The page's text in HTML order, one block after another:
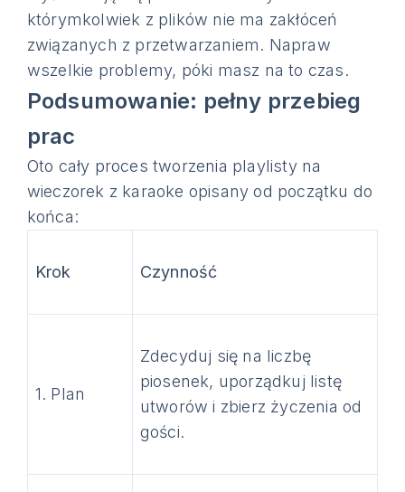
którymkolwiek z plików nie ma zakłóceń
związanych z przetwarzaniem. Napraw
wszelkie problemy, póki masz na to czas.
Podsumowanie: pełny przebieg
prac
Oto cały proces tworzenia playlisty na
wieczorek z karaoke opisany od początku do
końca:
Krok Czynność
1. Plan
Zdecyduj się na liczbę
piosenek, uporządkuj listę
utworów i zbierz życzenia od
gości.